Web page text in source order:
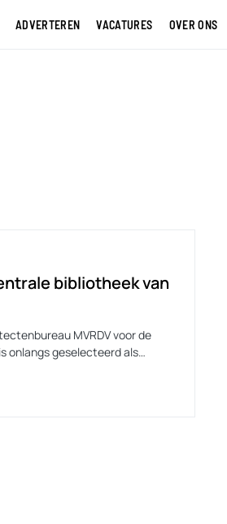
ADVERTEREN VACATURES OVER ONS
bibliotheek van
MVRDV voor de
onlangs geselecteerd als…